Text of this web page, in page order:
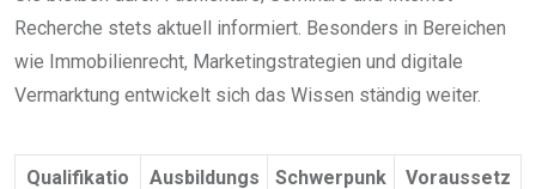
Recherche stets aktuell informiert. Besonders in Bereichen
wie Immobilienrecht, Marketingstrategien und digitale
Vermarktung entwickelt sich das Wissen ständig weiter.
Qualifikatio
Ausbildungs
Schwerpunk
Voraussetz